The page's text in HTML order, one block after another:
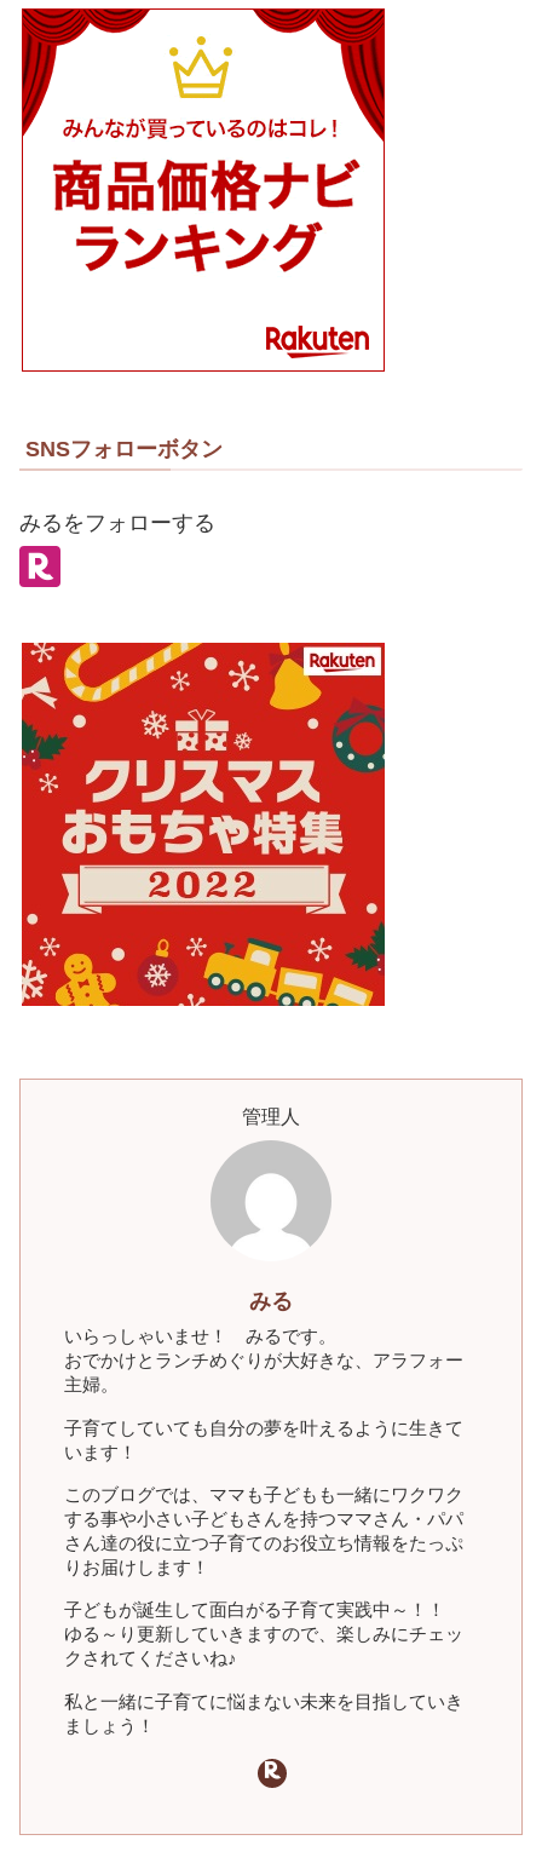
SNSフォローボタン
みるをフォローする
管理人
みる
いらっしゃいませ！ みるです。
おでかけとランチめぐりが大好きな、アラフォー
主婦。
子育てしていても自分の夢を叶えるように生きて
います！
このブログでは、ママも子どもも一緒にワクワク
する事や小さい子どもさんを持つママさん・パパ
さん達の役に立つ子育てのお役立ち情報をたっぷ
りお届けします！
子どもが誕生して面白がる子育て実践中～！！
ゆる～り更新していきますので、楽しみにチェッ
クされてくださいね♪
私と一緒に子育てに悩まない未来を目指していき
ましょう！